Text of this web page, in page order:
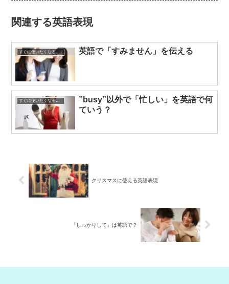
関連する英語表現
すぐに使いたくなる英語表現 英語で「すみません」を伝える
すぐに使いたくなる英語表現
”busy”以外で「忙しい」を英語で何
ていう？
クリスマスに使える英語表現
「しっかりして」は英語で？